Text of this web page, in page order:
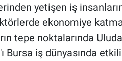
yetişen iş
ekonomiye katma
tepe noktalarında
Bursa iş dünyasında